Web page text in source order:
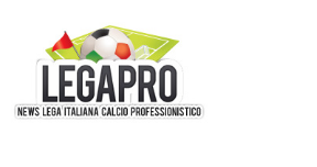
contenuto